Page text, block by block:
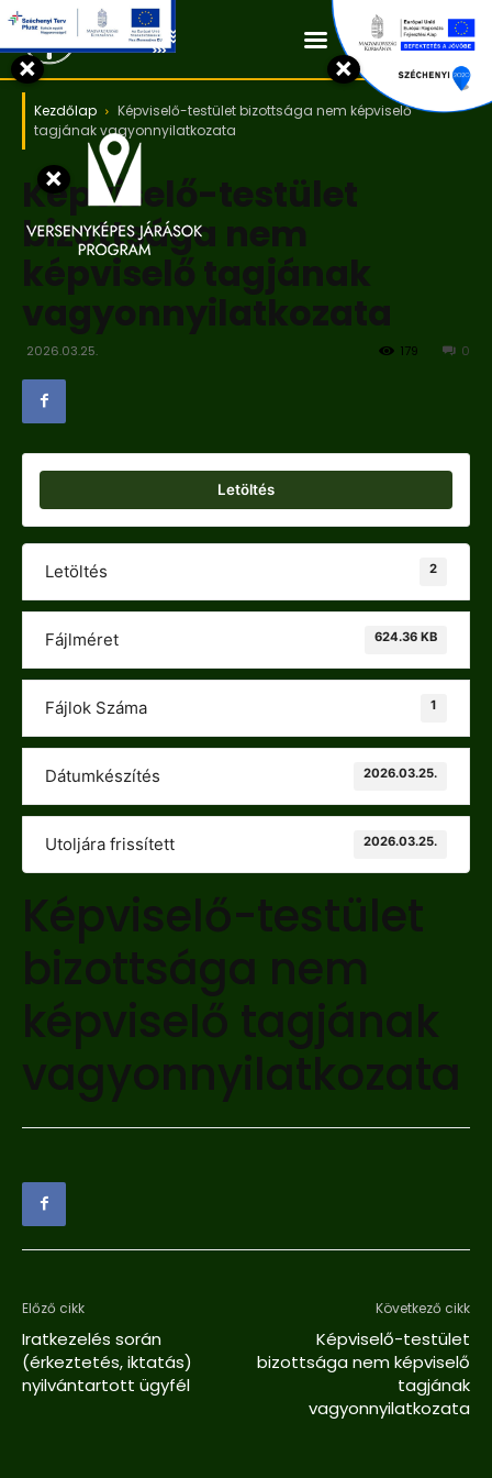
Kapcsolat
Kezdőlap
Képviselő-testület bizottsága nem képviselő
tagjának vagyonnyilatkozata
Képviselő-testület
bizottsága nem
képviselő tagjának
vagyonnyilatkozata
2026.03.25. 0
179
Letöltés
Letöltés 2
Fájlméret 624.36 KB
Fájlok Száma 1
Dátumkészítés 2026.03.25.
Utoljára frissített 2026.03.25.
Képviselő-testület
bizottsága nem
képviselő tagjának
vagyonnyilatkozata
Előző cikk
Iratkezelés során
(érkeztetés, iktatás)
nyilvántartott ügyfél
Következő cikk
Képviselő-testület
bizottsága nem képviselő
tagjának
vagyonnyilatkozata
×
×
×